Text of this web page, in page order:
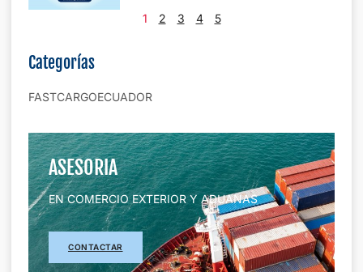
1 2 3 4 5
Categorías
FASTCARGOECUADOR
ASESORIA
EN COMERCIO EXTERIOR Y ADUANAS
CONTACTAR